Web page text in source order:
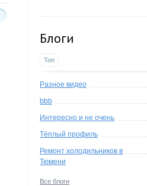
Блоги
Топ
Разное видео
bbb
Интересно и не очень
Тёплый профиль
Ремонт холодильников в
Тюмени
Все блоги